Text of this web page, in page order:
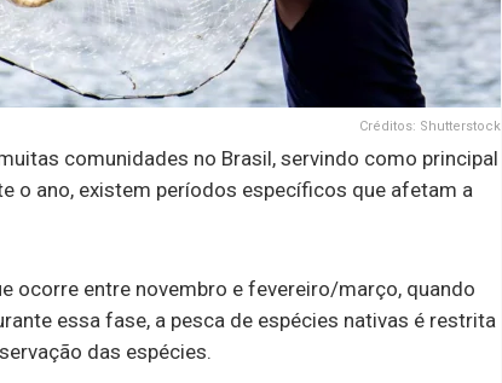
Créditos: Shutterstock
comunidades no Brasil, servindo como principal
o ano, existem períodos específicos que afetam a
ocorre entre novembro e fevereiro/março, quando
essa fase, a pesca de espécies nativas é restrita
das espécies.